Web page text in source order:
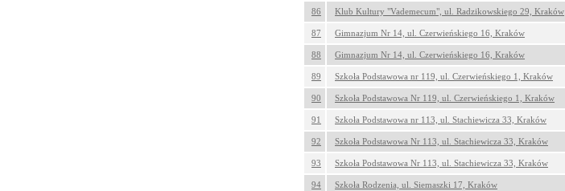
86 Klub Kultury "Vademecum", ul. Radzikowskiego 29, Kraków
87 Gimnazjum Nr 14, ul. Czerwieńskiego 16, Kraków
88 Gimnazjum Nr 14, ul. Czerwieńskiego 16, Kraków
89 Szkoła Podstawowa nr 119, ul. Czerwieńskiego 1, Kraków
90 Szkoła Podstawowa Nr 119, ul. Czerwieńskiego 1, Kraków
91 Szkoła Podstawowa nr 113, ul. Stachiewicza 33, Kraków
92 Szkoła Podstawowa Nr 113, ul. Stachiewicza 33, Kraków
93 Szkoła Podstawowa Nr 113, ul. Stachiewicza 33, Kraków
94 Szkoła Rodzenia, ul. Siemaszki 17, Kraków